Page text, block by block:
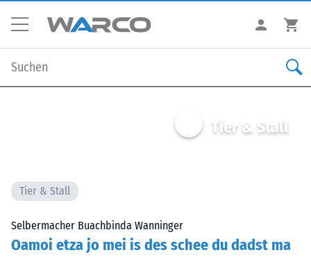
Tier & Stall
Tier & Stall
Selbermacher Buachbinda Wanninger
Oamoi etza jo mei is des schee du dadst ma